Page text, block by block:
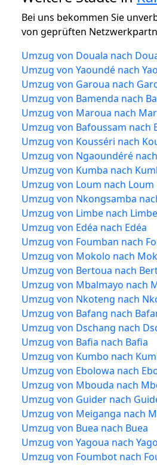
Bei uns bekommen Sie
von geprüften
Umzug von Douala nach
Umzug von Yaoundé nach
Umzug von Garoua nach
Umzug von Bamenda nach
Umzug von Maroua nach
Umzug von Bafoussam nach
Umzug von Kousséri nach
Umzug von Ngaoundéré
Umzug von Kumba nach
Umzug von Loum nach Loum
Umzug von Nkongsamba
Umzug von Limbe nach Limbe
Umzug von Edéa nach Edéa
Umzug von Foumban nach
Umzug von Mokolo nach
Umzug von Bertoua nach
Umzug von Mbalmayo nach
Umzug von Nkoteng nach
Umzug von Bafang nach
Umzug von Dschang nach
Umzug von Bafia nach Bafia
Umzug von Kumbo nach
Umzug von Ebolowa nach
Umzug von Mbouda nach
Umzug von Guider nach
Umzug von Meiganga nach
Umzug von Buea nach Buea
Umzug von Yagoua nach
Umzug von Foumbot nach